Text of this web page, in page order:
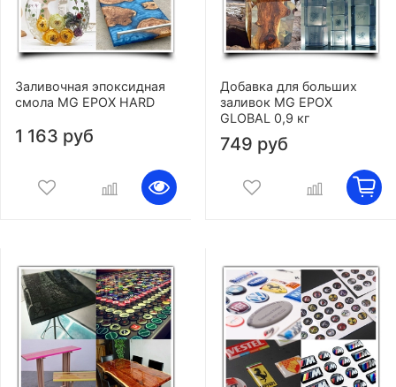
Заливочная эпоксидная
смола MG EPOX HARD
1 163 руб
Добавка для больших
заливок MG EPOX
GLOBAL 0,9 кг
749 руб